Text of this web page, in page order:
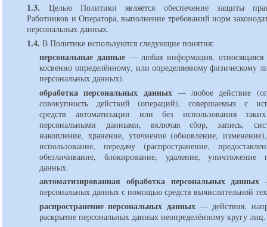
1.3. Целью Политики является обеспечение защиты
Работников и Оператора, выполнение требований норм
персональных данных.
1.4. В Политике используются следующие понятия:
персональные данные
любая информация,
косвенно определённому, или определяемому физическому
персональных данных).
обработка персональных данных
любое действие
совокупность действий (операций), совершаемых с
средств автоматизации или без использования
персональными данными, включая сбор, запись,
накопление, хранение, уточнение (обновление,
использование, передачу (распространение,
обезличивание, блокирование, удаление, уничтожение
данных.
автоматизированная обработка персональных данных
персональных данных с помощью средств вычислительной
распространение персональных данных
действия,
раскрытие персональных данных неопределённому кругу лиц.